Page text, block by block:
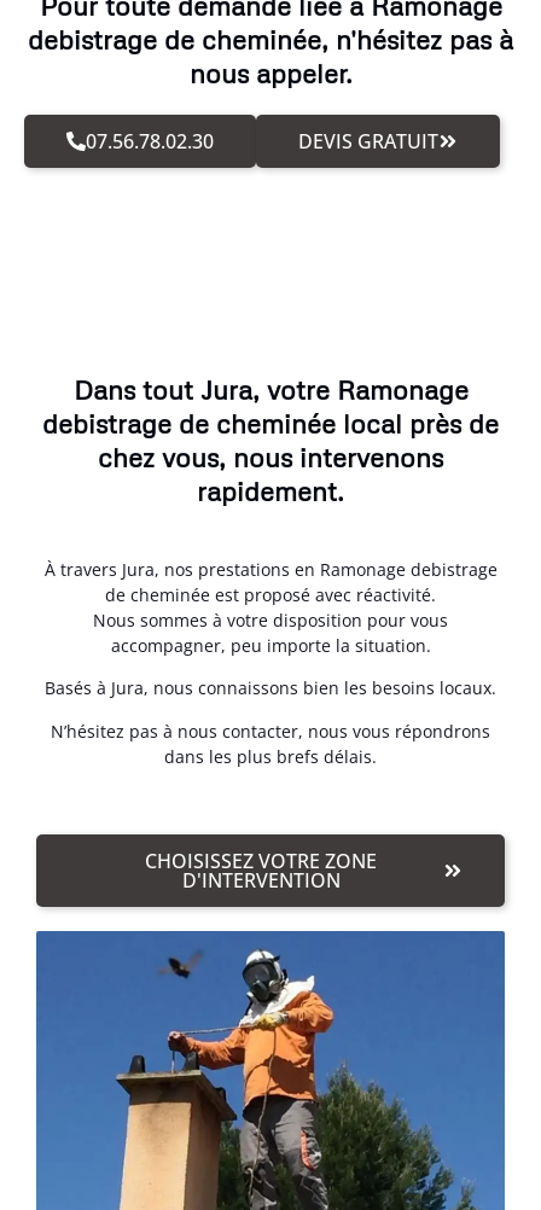
debistrage de cheminée, n'hésitez pas à
nous appeler.
07.56.78.02.30 DEVIS GRATUIT
Dans tout Jura, votre Ramonage
debistrage de cheminée local près de
chez vous, nous intervenons
rapidement.
À travers Jura, nos prestations en Ramonage debistrage
de cheminée est proposé avec réactivité.
Nous sommes à votre disposition pour vous
accompagner, peu importe la situation.
Basés à Jura, nous connaissons bien les besoins locaux.
N’hésitez pas à nous contacter, nous vous répondrons
dans les plus brefs délais.
CHOISISSEZ VOTRE ZONE
D'INTERVENTION